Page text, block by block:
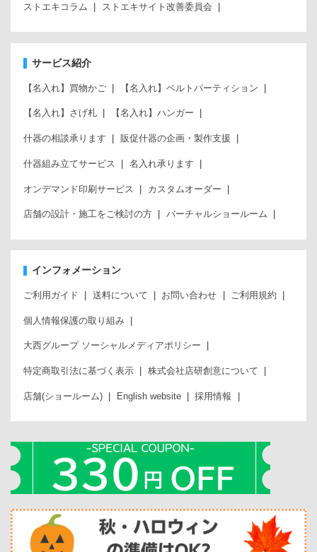
ストエキコラム ストエキサイト改善委員会
サービス紹介
【名入れ】買物かご 【名入れ】ベルトパーティション
【名入れ】さげ札 【名入れ】ハンガー
什器の相談承ります 販促什器の企画・製作支援
什器組み立てサービス 名入れ承ります
オンデマンド印刷サービス カスタムオーダー
店舗の設計・施工をご検討の方 バーチャルショールーム
インフォメーション
ご利用ガイド 送料について お問い合わせ ご利用規約
個人情報保護の取り組み
大西グループ ソーシャルメディアポリシー
特定商取引法に基づく表示 株式会社店研創意について
店舗(ショールーム) English website 採用情報